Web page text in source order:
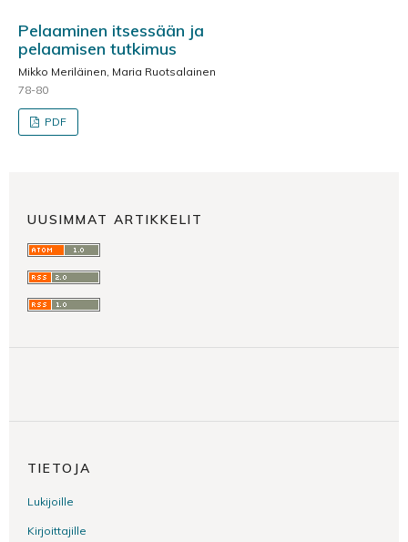
Pelaaminen itsessään ja
pelaamisen tutkimus
Mikko Meriläinen, Maria Ruotsalainen
78-80
PDF
UUSIMMAT ARTIKKELIT
TIETOJA
Lukijoille
Kirjoittajille